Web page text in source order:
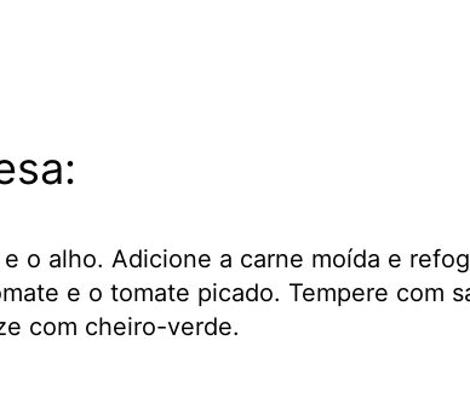
o alho. Adicione a carne moída e
e o tomate picado. Tempere com
com cheiro-verde.